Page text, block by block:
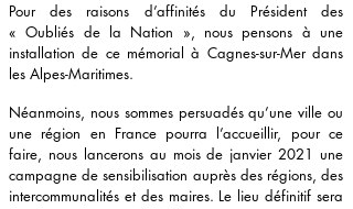
Pour des raisons d’affinités du Président des
« Oubliés de la Nation », nous pensons à une
installation de ce mémorial à Cagnes-sur-Mer dans
les Alpes-Maritimes.
Néanmoins, nous sommes persuadés qu’une ville ou
une région en France pourra l’accueillir, pour ce
faire, nous lancerons au mois de janvier 2021 une
campagne de sensibilisation auprès des régions, des
intercommunalités et des maires. Le lieu définitif sera